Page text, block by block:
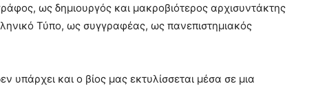
ως δημιουργός και μακροβιότερος αρχισυντάκτης
Τύπο, ως συγγραφέας, ως πανεπιστημιακός
και ο βίος μας εκτυλίσσεται μέσα σε μια